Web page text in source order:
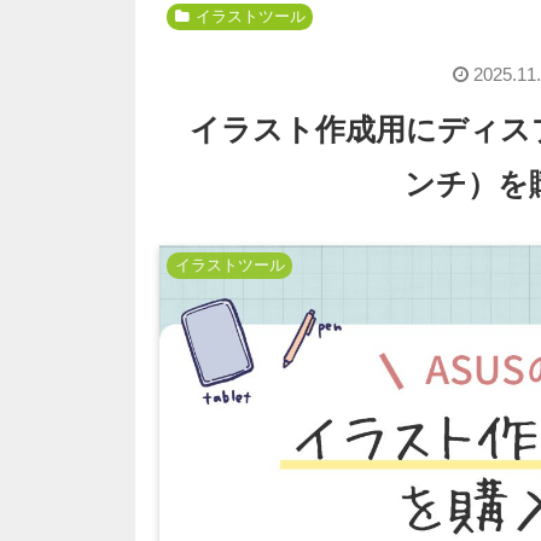
イラストツール
イラスト作成用にディ
ンチ）を
イラストツール